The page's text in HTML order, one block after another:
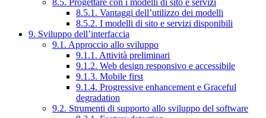
8.5. Progettare con i modelli di sito e servizi
8.5.1. Vantaggi dell’utilizzo dei modelli
8.5.2. I modelli di sito e servizi disponibili
9. Sviluppo dell’interfaccia
9.1. Approccio allo sviluppo
9.1.1. Attività preliminari
9.1.2. Web design responsivo e accessibile
9.1.3. Mobile first
9.1.4. Progressive enhancement e Graceful
degradation
9.2. Strumenti di supporto allo sviluppo del software